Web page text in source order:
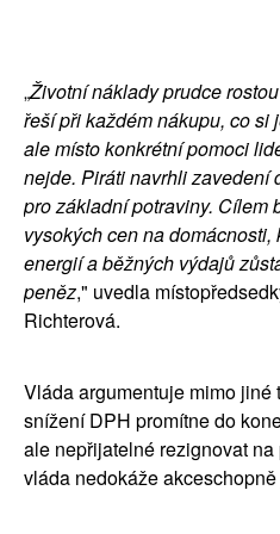
„Životní náklady prudce
řeší při každém nákupu, co si
ale místo konkrétní pomoci
nejde. Piráti navrhli zavedení
pro základní potraviny. Cílem
vysokých cen na
energií a běžných výdajů
peněz," uvedla
Richterová.
Vláda argumentuje mimo jiné
snížení DPH promítne do
ale nepřijatelné rezignovat
vláda nedokáže